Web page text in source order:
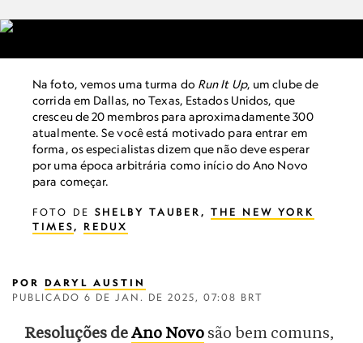
Na foto, vemos uma turma do Run It Up, um clube de
corrida em Dallas, no Texas, Estados Unidos, que
cresceu de 20 membros para aproximadamente 300
atualmente. Se você está motivado para entrar em
forma, os especialistas dizem que não deve esperar
por uma época arbitrária como início do Ano Novo
para começar.
FOTO DE SHELBY TAUBER, THE NEW YORK
TIMES, REDUX
POR DARYL AUSTIN
PUBLICADO 6 DE JAN. DE 2025, 07:08 BRT
Resoluções deAno Novo são bem comuns,